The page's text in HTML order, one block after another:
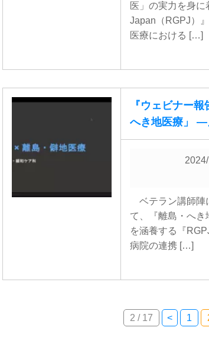
医」の実力を身
Japan（RGPJ）
医療における […]
『ウェビナー
へき地医療」 ―
ベテラン講師陣
て、『離島・へ
を涵養する『
病院の連携 […]
2 / 17 < 1